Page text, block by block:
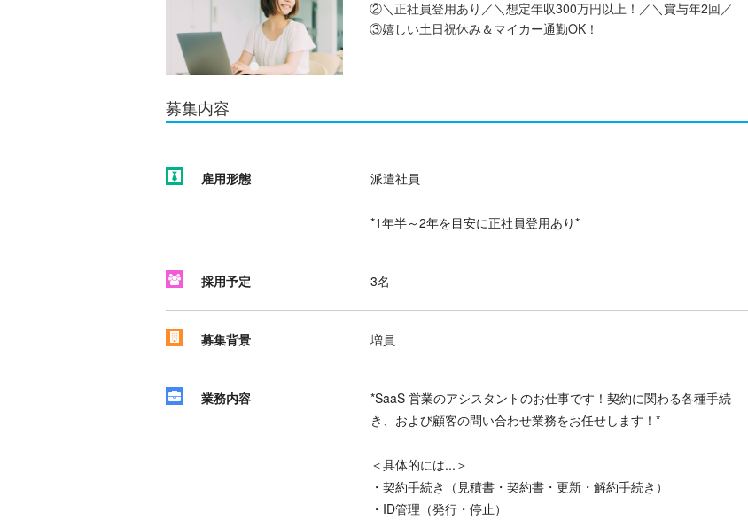
②＼正社員登用あり／＼想定年収300万円以上！／＼賞与年2回／
③嬉しい土日祝休み＆マイカー通勤OK！
募集内容
雇用形態 派遣社員
*1年半～2年を目安に正社員登用あり*
採用予定 3名
募集背景 増員
業務内容
*SaaS 営業のアシスタントのお仕事です！契約に関わる各種手続
き、および顧客の問い合わせ業務をお任せします！*
＜具体的には...＞
・契約手続き（見積書・契約書・更新・解約手続き）
・ID管理（発行・停止）